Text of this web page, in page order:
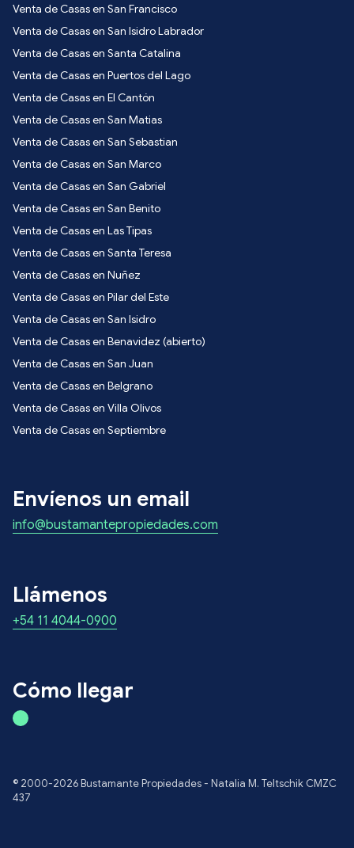
Venta de Casas en San Francisco
Venta de Casas en San Isidro Labrador
Venta de Casas en Santa Catalina
Venta de Casas en Puertos del Lago
Venta de Casas en El Cantón
Venta de Casas en San Matias
Venta de Casas en San Sebastian
Venta de Casas en San Marco
Venta de Casas en San Gabriel
Venta de Casas en San Benito
Venta de Casas en Las Tipas
Venta de Casas en Santa Teresa
Venta de Casas en Nuñez
Venta de Casas en Pilar del Este
Venta de Casas en San Isidro
Venta de Casas en Benavidez (abierto)
Venta de Casas en San Juan
Venta de Casas en Belgrano
Venta de Casas en Villa Olivos
Venta de Casas en Septiembre
Envíenos un email
info@bustamantepropiedades.com
Llámenos
+54 11 4044-0900
Cómo llegar
© 2000-2026 Bustamante Propiedades - Natalia M. Teltschik CMZC
437